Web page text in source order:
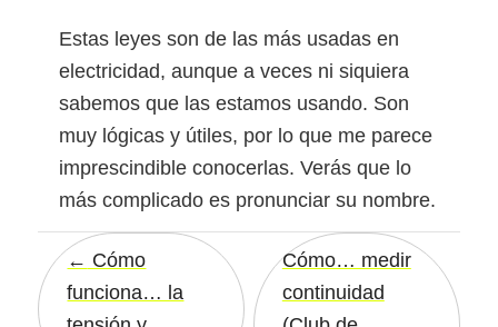
Estas leyes son de las más usadas en
electricidad, aunque a veces ni siquiera
sabemos que las estamos usando. Son
muy lógicas y útiles, por lo que me parece
imprescindible conocerlas. Verás que lo
más complicado es pronunciar su nombre.
Cómo
funciona… la
Cómo… medir
continuidad